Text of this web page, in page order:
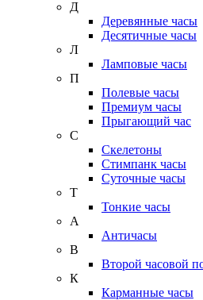
Д
Деревянные часы
Десятичные часы
Л
Ламповые часы
П
Полевые часы
Премиум часы
Прыгающий час
С
Скелетоны
Стимпанк часы
Суточные часы
Т
Тонкие часы
А
Античасы
В
Второй часовой
К
Карманные часы